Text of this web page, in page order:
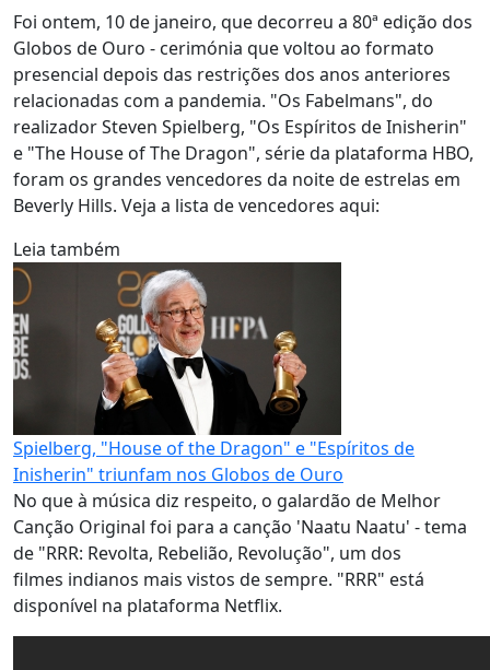
Foi ontem, 10 de janeiro, que decorreu a 80ª edição dos
Globos de Ouro - cerimónia que voltou ao formato
presencial depois das restrições dos anos anteriores
relacionadas com a pandemia. "Os Fabelmans", do
realizador Steven Spielberg, "Os Espíritos de Inisherin"
e "The House of The Dragon", série da plataforma HBO,
foram os grandes vencedores da noite de estrelas em
Beverly Hills. Veja a lista de vencedores aqui:
Leia também
Spielberg, "House of the Dragon" e "Espíritos de
Inisherin" triunfam nos Globos de Ouro
No que à música diz respeito, o galardão de Melhor
Canção Original foi para a canção 'Naatu Naatu' - tema
de "RRR: Revolta, Rebelião, Revolução", um dos
filmes indianos mais vistos de sempre. "RRR" está
disponível na plataforma Netflix.